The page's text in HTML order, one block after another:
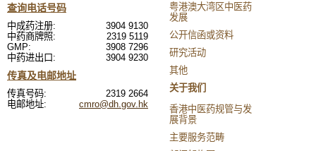
查询电话号码
中成药注册:
3904 9130
中药商牌照:
2319 5119
GMP:
3908 7296
中药进出口:
3904 9230
传真及电邮地址
传真号码:
2319 2664
电邮地址:
cmro@dh.gov.hk
粤港澳大湾区中医药
发展
公开信函或资料
研究活动
其他
关于我们
香港中医药规管与发
展背景
主要服务范畴